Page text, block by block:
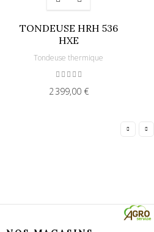
TONDEUSE HRH 536
HXE
Tondeuse thermique
2 399,00 €